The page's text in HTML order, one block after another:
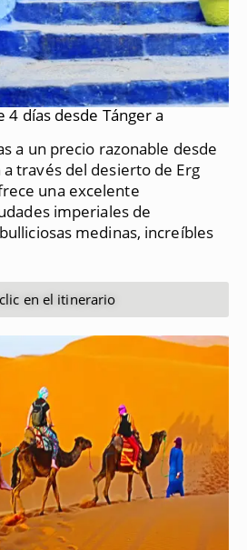
días desde Tánger a
a un precio razonable desde
través del desierto de Erg
una excelente
imperiales de
medinas, increíbles
en el itinerario